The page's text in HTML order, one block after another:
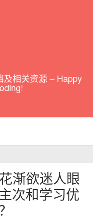
相关资源 – Happy
渐欲迷人眼
次和学习优